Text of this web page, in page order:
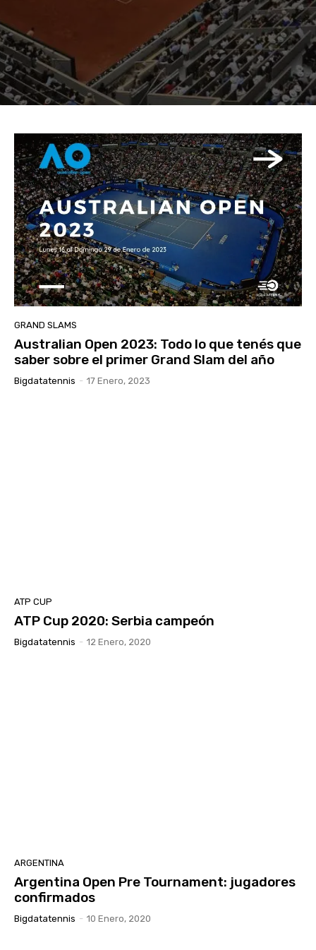
GRAND SLAMS
Australian Open 2023: Todo lo que tenés que
saber sobre el primer Grand Slam del año
Bigdatatennis - 17 Enero, 2023
ATP CUP
ATP Cup 2020: Serbia campeón
Bigdatatennis - 12 Enero, 2020
ARGENTINA
Argentina Open Pre Tournament: jugadores
confirmados
Bigdatatennis - 10 Enero, 2020